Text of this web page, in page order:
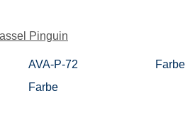
Pinguin
AVA-P-72
Farbe
Farbe